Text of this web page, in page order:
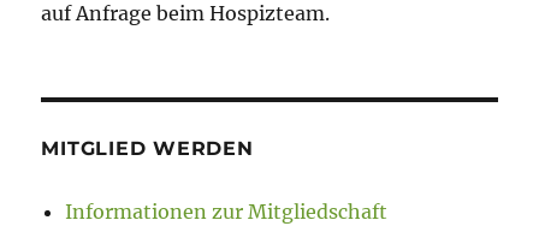
auf Anfrage beim Hospizteam.
MITGLIED WERDEN
Informationen zur Mitgliedschaft